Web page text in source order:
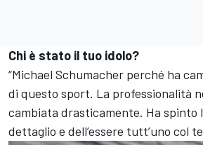
Chi è stato il tuo idolo?
“Michael Schumacher perché ha
di questo sport. La professionalità
cambiata drasticamente. Ha spinto
dettaglio e dell’essere tutt’uno col